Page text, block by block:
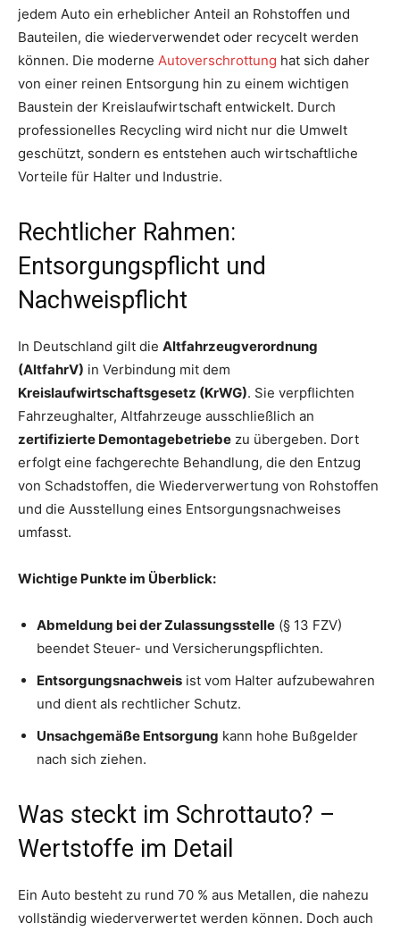
jedem Auto ein erheblicher Anteil an Rohstoffen und
Bauteilen, die wiederverwendet oder recycelt werden
können. Die moderne Autoverschrottung hat sich daher
von einer reinen Entsorgung hin zu einem wichtigen
Baustein der Kreislaufwirtschaft entwickelt. Durch
professionelles Recycling wird nicht nur die Umwelt
geschützt, sondern es entstehen auch wirtschaftliche
Vorteile für Halter und Industrie.
Rechtlicher Rahmen:
Entsorgungspflicht und
Nachweispflicht
In Deutschland gilt die Altfahrzeugverordnung
(AltfahrV) in Verbindung mit dem
Kreislaufwirtschaftsgesetz (KrWG). Sie verpflichten
Fahrzeughalter, Altfahrzeuge ausschließlich an
zertifizierte Demontagebetriebe zu übergeben. Dort
erfolgt eine fachgerechte Behandlung, die den Entzug
von Schadstoffen, die Wiederverwertung von Rohstoffen
und die Ausstellung eines Entsorgungsnachweises
umfasst.
Wichtige Punkte im Überblick:
Abmeldung bei der Zulassungsstelle (§ 13 FZV)
beendet Steuer- und Versicherungspflichten.
Entsorgungsnachweis ist vom Halter aufzubewahren
und dient als rechtlicher Schutz.
Unsachgemäße Entsorgung kann hohe Bußgelder
nach sich ziehen.
Was steckt im Schrottauto? –
Wertstoffe im Detail
Ein Auto besteht zu rund 70 % aus Metallen, die nahezu
vollständig wiederverwertet werden können. Doch auch